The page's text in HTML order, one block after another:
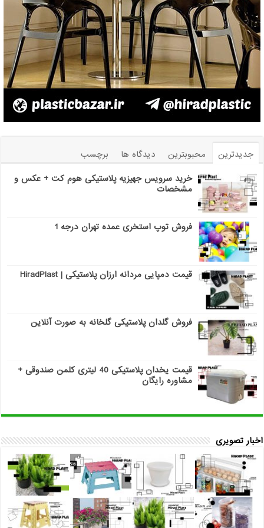
جدیدترین محبوبترین دیدگاه ها
برچسب
خرید سرویس جهیزیه پلاستیکی هوم کت + عکس و
مشخصات
فروش توپ استخری عمده تهران درجه 1
قیمت دمپایی مردانه ارزان پلاستیکی | HiradPlast
فروش گلدان پلاستیکی گلخانه به صورت آنلاین
قیمت یخدان پلاستیکی 40 لیتری کلمن صندوقی +
مشاوره رایگان
اخبار تصویری